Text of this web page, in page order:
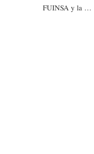
FUINSA y la …